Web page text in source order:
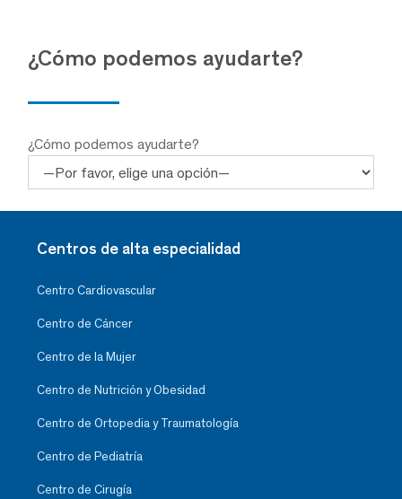
¿Cómo podemos ayudarte?
¿Cómo podemos ayudarte?
Centros de alta especialidad
Centro Cardiovascular
Centro de Cáncer
Centro de la Mujer
Centro de Nutrición y Obesidad
Centro de Ortopedia y Traumatología
Centro de Pediatría
Centro de Cirugía